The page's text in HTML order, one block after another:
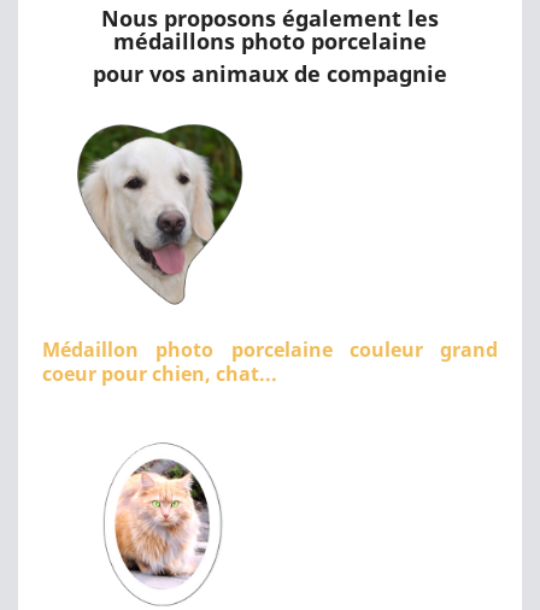
Nous proposons également les
médaillons photo porcelaine
pour vos animaux de compagnie
Médaillon photo porcelaine couleur grand
coeur pour chien, chat...